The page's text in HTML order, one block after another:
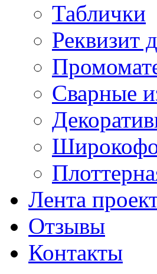
Таблички
Реквизит
Сварные
Лента
Отзывы
Контакты